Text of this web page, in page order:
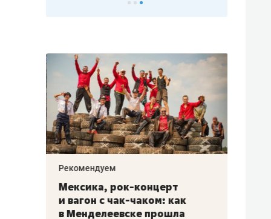
Рекомендуем
Мексика, рок-концерт
и вагон с чак-чаком: как
в Менделеевске прошла